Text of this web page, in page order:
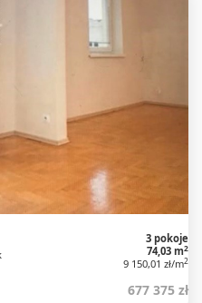
3 pokoje
74,03 m2
9 150,01 zł/m2
677 375 zł